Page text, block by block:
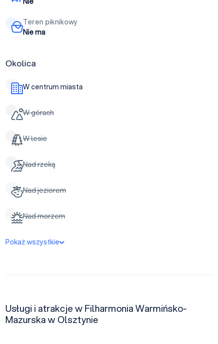
Teren piknikowy
Nie ma
Okolica
W centrum miasta
W górach
W lesie
Nad rzeką
Nad jeziorem
Nad morzem
Pokaż wszystkie
Usługi i atrakcje w Filharmonia Warmińsko-
Mazurska w Olsztynie